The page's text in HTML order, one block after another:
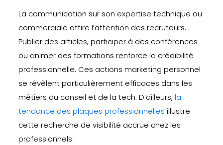
La communication sur son expertise technique ou
commerciale attire l’attention des recruteurs.
Publier des articles, participer à des conférences
ou animer des formations renforce la crédibilité
professionnelle. Ces actions marketing personnel
se révèlent particulièrement efficaces dans les
métiers du conseil et de la tech. D’ailleurs, la
tendance des plaques professionnelles illustre
cette recherche de visibilité accrue chez les
professionnels.